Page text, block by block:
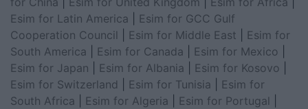
Esim for Latin America
Esim for GCC Gulf
Cooperation Council
Esim for Middle East
Esim for
South America
Esim for Canada Esim for Mexico
Esim for Japan
Esim for Albania Esim for Kosovo
Esim for Switzerland
Esim for Tunisia
Esim for
South Africa
Esim for Algeria Esim for Portugal